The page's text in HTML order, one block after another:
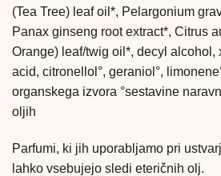
(Tea Tree) leaf oil*, Pelargonium
Panax ginseng root extract*, Citrus
Orange) leaf/twig oil*, decyl alcohol,
acid, citronellol°, geraniol°,
organskega izvora °sestavine
oljih
Parfumi, ki jih uporabljamo pri
lahko vsebujejo sledi eteričnih olj.